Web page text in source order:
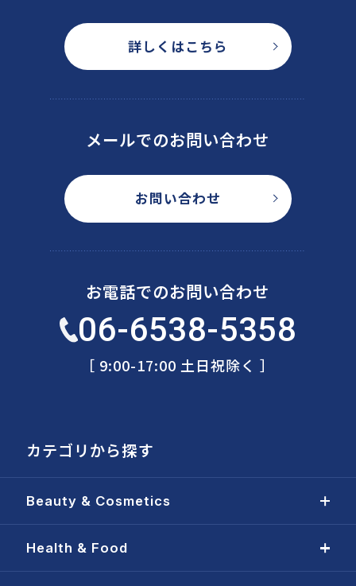
詳しくはこちら
メールでのお問い合わせ
お問い合わせ
お電話でのお問い合わせ
06-6538-5358
［ 9:00-17:00 土日祝除く ］
カテゴリから探す
Beauty & Cosmetics
Health & Food